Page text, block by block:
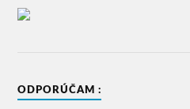
ODPORÚČAM :